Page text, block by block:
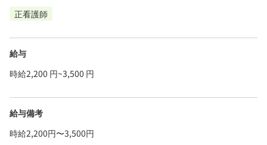
正看護師
給与
時給2,200 円~3,500 円
給与備考
時給2,200円〜3,500円